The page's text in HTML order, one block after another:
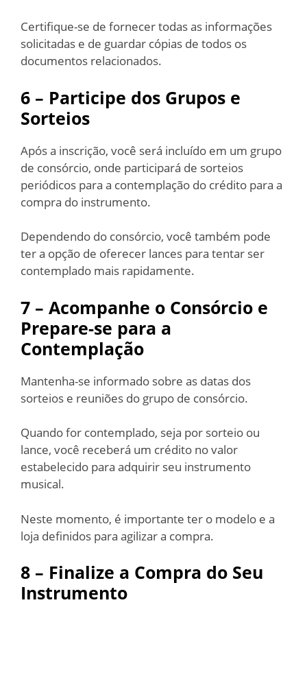
Certifique-se de fornecer todas as informações
solicitadas e de guardar cópias de todos os
documentos relacionados.
6 – Participe dos Grupos e
Sorteios
Após a inscrição, você será incluído em um grupo
de consórcio, onde participará de sorteios
periódicos para a contemplação do crédito para a
compra do instrumento.
Dependendo do consórcio, você também pode
ter a opção de oferecer lances para tentar ser
contemplado mais rapidamente.
7 – Acompanhe o Consórcio e
Prepare-se para a
Contemplação
Mantenha-se informado sobre as datas dos
sorteios e reuniões do grupo de consórcio.
Quando for contemplado, seja por sorteio ou
lance, você receberá um crédito no valor
estabelecido para adquirir seu instrumento
musical.
Neste momento, é importante ter o modelo e a
loja definidos para agilizar a compra.
8 – Finalize a Compra do Seu
Instrumento